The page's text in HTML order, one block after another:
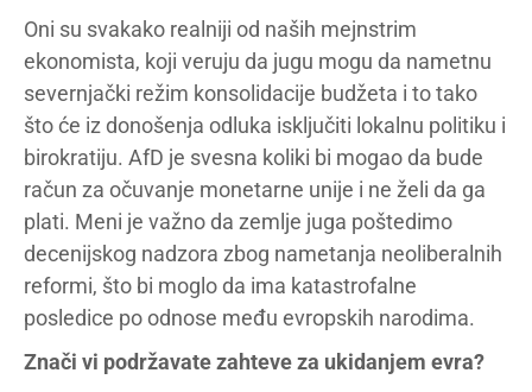
Oni su svakako realniji od naših mejnstrim
ekonomista, koji veruju da jugu mogu da nametnu
severnjački režim konsolidacije budžeta i to tako
što će iz donošenja odluka isključiti lokalnu politiku i
birokratiju. AfD je svesna koliki bi mogao da bude
račun za očuvanje monetarne unije i ne želi da ga
plati. Meni je važno da zemlje juga poštedimo
decenijskog nadzora zbog nametanja neoliberalnih
reformi, što bi moglo da ima katastrofalne
posledice po odnose među evropskih narodima.
Znači vi podržavate zahteve za ukidanjem evra?